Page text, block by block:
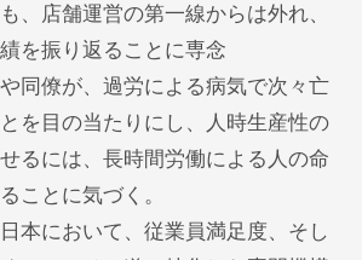
、店舗運営の第一線からは外れ、
を振り返ることに専念
同僚が、過労による病気で次々亡
を目の当たりにし、人時生産性の
るには、長時間労働による人の命
ことに気づく。
本において、従業員満足度、そし